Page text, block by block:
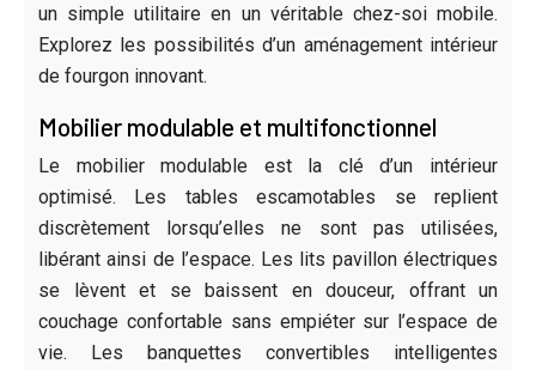
un simple utilitaire en un véritable chez-soi mobile.
Explorez les possibilités d’un aménagement intérieur
de fourgon innovant.
Mobilier modulable et multifonctionnel
Le mobilier modulable est la clé d’un intérieur
optimisé. Les tables escamotables se replient
discrètement lorsqu’elles ne sont pas utilisées,
libérant ainsi de l’espace. Les lits pavillon électriques
se lèvent et se baissent en douceur, offrant un
couchage confortable sans empiéter sur l’espace de
vie. Les banquettes convertibles intelligentes